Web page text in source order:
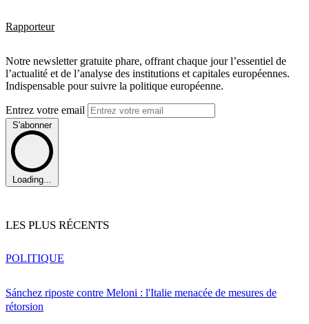
Rapporteur
Notre newsletter gratuite phare, offrant chaque jour l’essentiel de
l’actualité et de l’analyse des institutions et capitales européennes.
Indispensable pour suivre la politique européenne.
Entrez votre email
S'abonner
Loading...
LES PLUS RÉCENTS
Sánchez riposte contre Meloni : l'Italie menacée de mesures de
rétorsion
POLITIQUE